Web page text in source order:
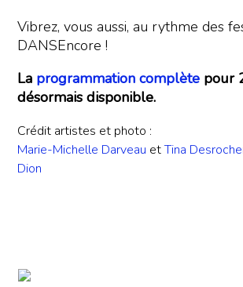
Vibrez, vous aussi, au rythme des
DANSEncore !
La programmation complète pour
désormais disponible.
Crédit artistes et photo :
Marie-Michelle Darveau etTina
Dion